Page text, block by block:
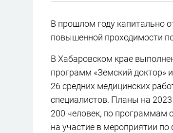
В прошлом году капитально
повышенной проходимости
В Хабаровском крае
программ «Земский доктор»
26 средних медицинских
специалистов. Планы на
200 человек, по
на участие в мероприятии